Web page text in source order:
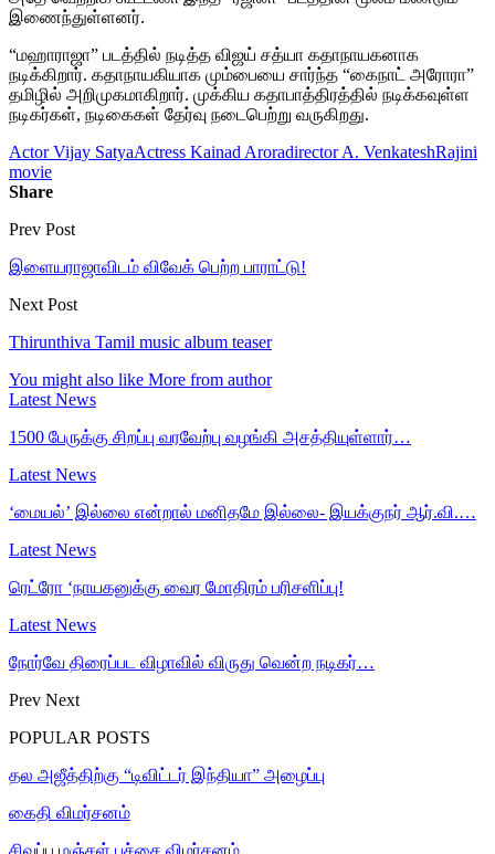
இணைந்துள்ளனர்.
“மஹாராஜா” படத்தில் நடித்த விஜய் சத்யா கதாநாயகனாக
நடிக்கிறார். கதாநாயகியாக மும்பையை சார்ந்த “கைநாட் அரோரா”
தமிழில் அறிமுகமாகிறார். முக்கிய கதாபாத்திரத்தில் நடிக்கவுள்ள
நடிகர்கள், நடிகைகள் தேர்வு நடைபெற்று வருகிறது.
Actor Vijay SatyaActress Kainad Aroradirector A. VenkateshRajini
movie
Share
Prev Post
இளையராஜாவிடம் விவேக் பெற்ற பாராட்டு!
Next Post
Thirunthiva Tamil music album teaser
You might also like More from author
Latest News
1500 பேருக்கு சிறப்பு வரவேற்பு வழங்கி அசத்தியுள்ளார்…
Latest News
‘மையல்’ இல்லை என்றால் மனிதமே இல்லை- இயக்குநர் ஆர்.வி.…
Latest News
ரெட்ரோ ‘நாயகனுக்கு வைர மோதிரம் பரிசளிப்பு!
Latest News
நோர்வே திரைப்பட விழாவில் விருது வென்ற நடிகர்…
Prev Next
POPULAR POSTS
தல அஜீத்திற்கு “டிவிட்டர் இந்தியா” அழைப்பு
கைதி விமர்சனம்
சிவப்பு மஞ்சள் பச்சை விமர்சனம்